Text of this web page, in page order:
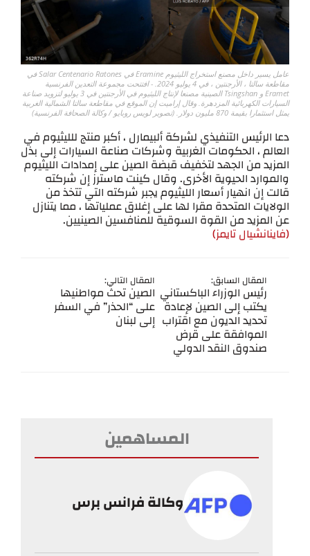
عامل يسير داخل مصنع استخراج الليثيوم Eramine في Salar Centenario Ratones في
مقاطعة سالتا ، الأرجنتين ، في 4 يوليو 2024. - افتتحت مجموعة التعدين الفرنسية
Eramet و Tsingshan الصينية مصنعا لإنتاج الليثيوم في الأرجنتين في 3 يوليو لتزويد صناعة
السيارات الكهربائية المزدهرة. وقال إراميت إن الموقع في مقاطعة سالتا الشمالية الغربية
يمثل استثمارا بقيمة 870 مليون دولار. (تصوير لويس روبايو / وكالة الصحافة الفرنسية)
دعا الرئيس التنفيذي لشركة ألبيمارل ، أكبر منتج للليثيوم في
العالم ، الحكومات الغربية وشركات صناعة السيارات إلى بذل
المزيد من الجهد لتخفيف قبضة الصين على إمدادات الليثيوم
والموارد الحيوية الأخرى. وقال كينت ماسترز إن شركته
قالت إن انهيار أسعار الليثيوم يجبر شركته التي تتخذ من
الولايات المتحدة مقرا لها على إغلاق عملياتها ، مما يتنازل
عن المزيد من القوة السوقية للمنافسين الصينيين.
(فاينانشيال تايمز)
المقال السابق:
رئيس الوزراء الباكستاني
يكتب إلى الصين لإعادة
تحديد الديون مع اقتراب
الموافقة على قرض
صندوق النقد الدولي
المقال التالي:
الصين تحث مواطنيها
على “الحذر” في السفر
إلى لبنان
المساهمين
وكالة فرانس برس